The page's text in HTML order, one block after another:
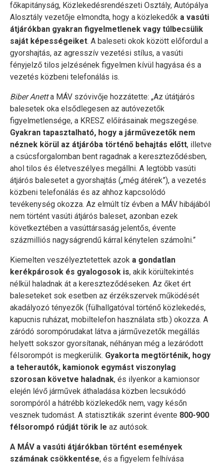
főkapitányság, Közlekedésrendészeti Osztály, Autópálya
Alosztály vezetője elmondta, hogy a közlekedők a vasúti
átjárókban gyakran figyelmetlenek vagy túlbecsülik
saját képességeiket. A baleseti okok között előfordul a
gyorshajtás, az agresszív vezetési stílus, a vasúti
fényjelző tilos jelzésének figyelmen kívül hagyása és a
vezetés közbeni telefonálás is.
Biber Anetta MÁV szóvivője hozzátette: „Az útátjárós
balesetek oka elsődlegesen az autóvezetők
figyelmetlensége, a KRESZ előírásainak megszegése.
Gyakran tapasztalható, hogy a járművezetők nem
néznek körül az átjáróba történő behajtás előtt, illetve
a csúcsforgalomban bent ragadnak a kereszteződésben,
ahol tilos és életveszélyes megállni. A legtöbb vasúti
átjárós balesetet a gyorshajtás („még átérek”), a vezetés
közbeni telefonálás és az ahhoz kapcsolódó
tevékenység okozza. Az elmúlt tíz évben a MÁV hibájából
nem történt vasúti átjárós baleset, azonban ezek
következtében a vasúttársaság jelentős, évente
százmilliós nagyságrendű kárral kénytelen számolni.”
Kiemelten veszélyeztetettek azok a gondatlan
kerékpárosok és gyalogosok is, akik körültekintés
nélkül haladnak át a kereszteződéseken. Az őket ért
baleseteket sok esetben az érzékszervek működését
akadályozó tényezők (fülhallgatóval történő közlekedés,
kapucnis ruházat, mobiltelefon használata stb.) okozza. A
záródó sorompórudakat látva a járművezetők megállás
helyett sokszor gyorsítanak, néhányan még a lezáródott
félsorompót is megkerülik. Gyakorta megtörténik, hogy
a teherautók, kamionok egymást viszonylag
szorosan követve haladnak, és ilyenkor a kamionsor
elején lévő járművek áthaladása közben lecsukódó
sorompóról a hátrébb közlekedők nem, vagy későn
vesznek tudomást. A statisztikák szerint évente 800-900
félsorompó rúdját törik le az autósok.
A MÁV a vasúti átjárókban történt események
számának csökkentése, és a figyelem felhívása